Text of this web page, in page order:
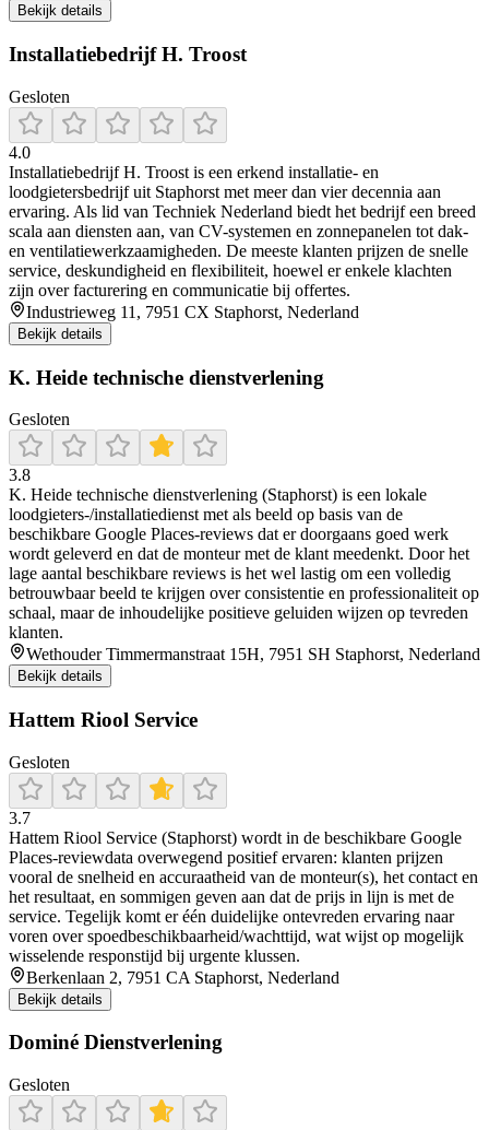
Bekijk details
Installatiebedrijf H. Troost
Gesloten
4.0
Installatiebedrijf H. Troost is een erkend installatie- en
loodgietersbedrijf uit Staphorst met meer dan vier decennia aan
ervaring. Als lid van Techniek Nederland biedt het bedrijf een breed
scala aan diensten aan, van CV-systemen en zonnepanelen tot dak-
en ventilatiewerkzaamigheden. De meeste klanten prijzen de snelle
service, deskundigheid en flexibiliteit, hoewel er enkele klachten
zijn over facturering en communicatie bij offertes.
Industrieweg 11, 7951 CX Staphorst, Nederland
Bekijk details
K. Heide technische dienstverlening
Gesloten
3.8
K. Heide technische dienstverlening (Staphorst) is een lokale
loodgieters-/installatiedienst met als beeld op basis van de
beschikbare Google Places-reviews dat er doorgaans goed werk
wordt geleverd en dat de monteur met de klant meedenkt. Door het
lage aantal beschikbare reviews is het wel lastig om een volledig
betrouwbaar beeld te krijgen over consistentie en professionaliteit op
schaal, maar de inhoudelijke positieve geluiden wijzen op tevreden
klanten.
Wethouder Timmermanstraat 15H, 7951 SH Staphorst, Nederland
Bekijk details
Hattem Riool Service
Gesloten
3.7
Hattem Riool Service (Staphorst) wordt in de beschikbare Google
Places-reviewdata overwegend positief ervaren: klanten prijzen
vooral de snelheid en accuraatheid van de monteur(s), het contact en
het resultaat, en sommigen geven aan dat de prijs in lijn is met de
service. Tegelijk komt er één duidelijke ontevreden ervaring naar
voren over spoedbeschikbaarheid/wachttijd, wat wijst op mogelijk
wisselende responstijd bij urgente klussen.
Berkenlaan 2, 7951 CA Staphorst, Nederland
Bekijk details
Dominé Dienstverlening
Gesloten